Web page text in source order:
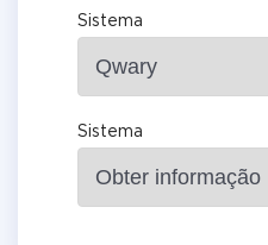
Sistema
Sistema